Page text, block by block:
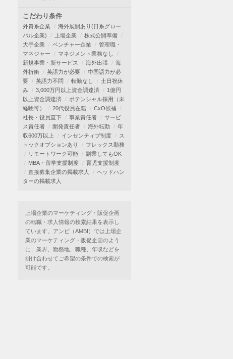
こだわり条件
外資系企業
海外展開あり(日系グロー
バル企業)
上場企業
株式公開準備
大手企業
ベンチャー企業
管理職・
マネジャー
マネジメント業務なし
新規事業・新サービス
海外出張
海
外折衝
英語力が必要
中国語力が必
要
英語力不問 転勤なし
土日祝休
み
3,000万円以上資金調達済
1億円
以上資金調達済
ポテンシャル採用（未
経験可）
20代役員在籍
CxO候補
社長・役員直下
事業責任者
サービ
ス責任者
開発責任者 海外転勤
年
収600万以上
インセンティブ制度
ス
トックオプションあり
フレックス勤務
リモートワーク可能
副業してもOK
MBA・留学支援制度
育児支援制度
直接募集企業の掲載求人
ヘッドハン
ターの掲載求人
上場企業のマーケティング・販促企画
の転職・求人情報の検索結果を表示し
ています。アンビ（AMBI）では上場企
業のマーケティング・販促企画のよう
に、業界、勤務地、職種、年収などを
掛け合わせてご希望の条件での検索が
可能です。